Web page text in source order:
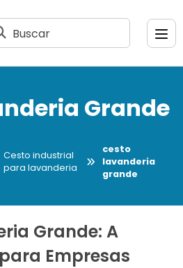
Buscar
Grande
Cesto industrial
para lavanderia
cesto
lavanderia
grande
Grande: A
Empresas